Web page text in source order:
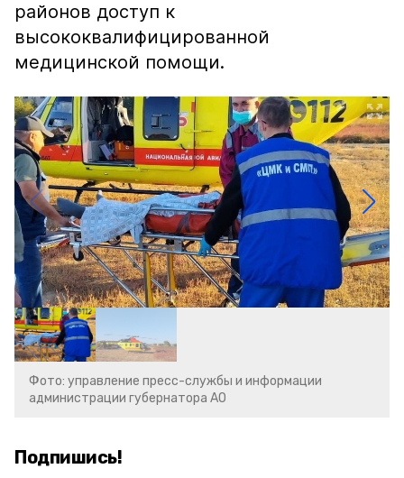
районов доступ к
высококвалифицированной
медицинской помощи.
Фото: управление пресс-службы и информации
администрации губернатора АО
Подпишись!